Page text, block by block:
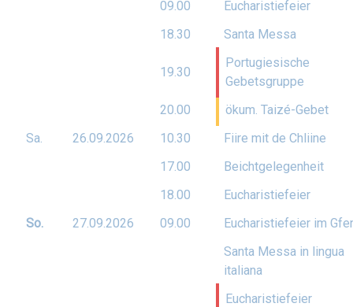
09.00
Eucharistiefeier
18.30
Santa Messa
19.30
Portugiesische
Gebetsgruppe
20.00
ökum. Taizé-Gebet
Sa.
26.09.2026 10.30
Fiire mit de Chliine
17.00
Beichtgelegenheit
18.00
Eucharistiefeier
So.
27.09.2026 09.00
Eucharistiefeier im
Santa Messa in lingua
italiana
Eucharistiefeier